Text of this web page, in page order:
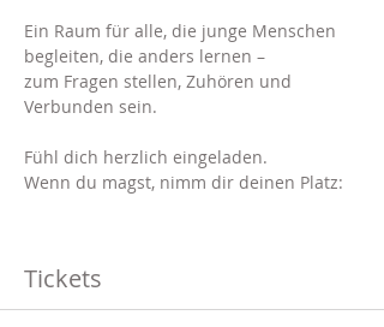
Ein Raum für alle, die junge Menschen
begleiten, die anders lernen –
zum Fragen stellen, Zuhören und
Verbunden sein.
Fühl dich herzlich eingeladen.
Wenn du magst, nimm dir deinen Platz:
Tickets